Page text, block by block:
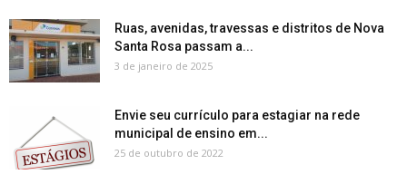
Ruas, avenidas, travessas e distritos de Nova
Santa Rosa passam a...
3 de janeiro de 2025
Envie seu currículo para estagiar na rede
municipal de ensino em...
25 de outubro de 2022